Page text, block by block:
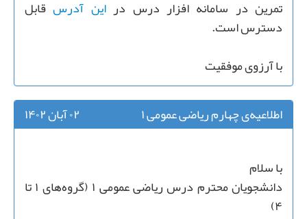
تمرین در سامانه افزار درس دراین آدرسقابل
دسترس است.
با آرزوی موفقیت
اطلاعیه‌ی چهارم ریاضی عمومی ۱
۰۲ آبان ۱۴۰۲
با سلام
دانشجویان محترم درس ریاضی عمومی ۱ (گروه‌های ۱ تا
۴)